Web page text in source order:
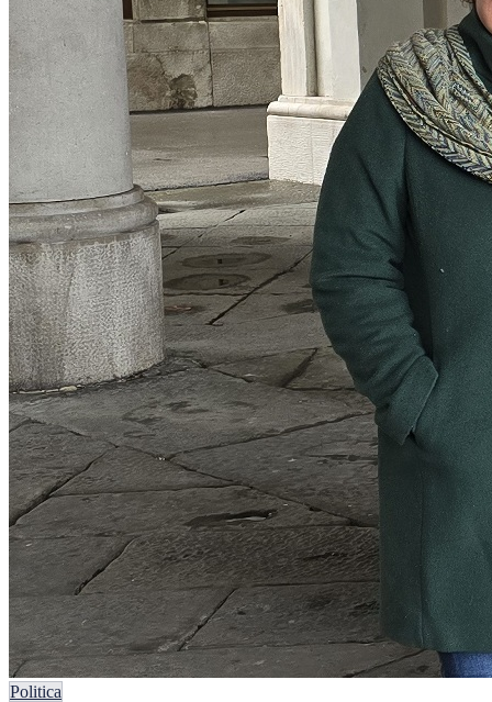
Politica